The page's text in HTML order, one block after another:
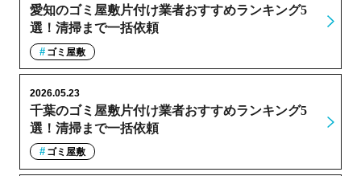
愛知のゴミ屋敷片付け業者おすすめランキング5
選！清掃まで一括依頼
ゴミ屋敷
千葉のゴミ屋敷片付け業者おすすめランキング5
選！清掃まで一括依頼
2026.05.23
ゴミ屋敷